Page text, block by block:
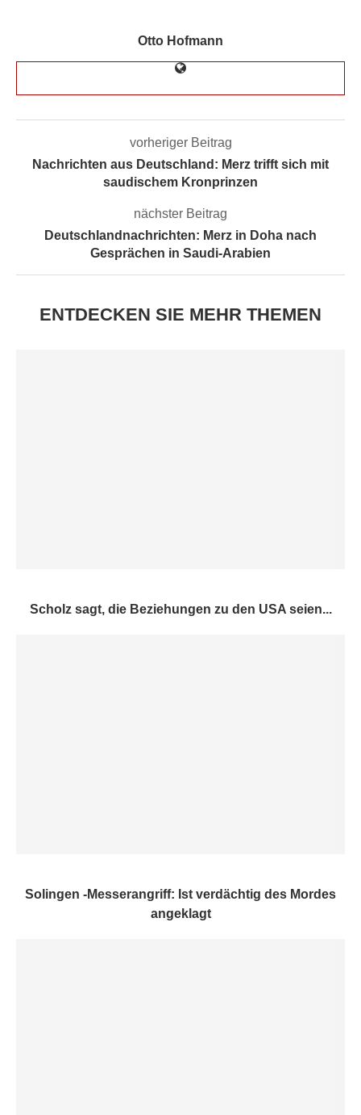
Otto Hofmann
vorheriger Beitrag
Nachrichten aus Deutschland: Merz trifft sich mit
saudischem Kronprinzen
nächster Beitrag
Deutschlandnachrichten: Merz in Doha nach
Gesprächen in Saudi-Arabien
ENTDECKEN SIE MEHR THEMEN
Scholz sagt, die Beziehungen zu den USA seien...
Solingen -Messerangriff: Ist verdächtig des Mordes
angeklagt